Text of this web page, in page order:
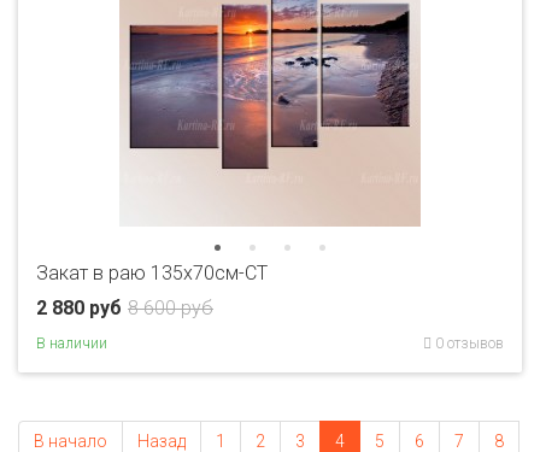
Закат в раю 135х70см-CT
8 600 руб
2 880 руб
В наличии 0 отзывов
В начало Назад 1 2 3 4 5 6 7 8